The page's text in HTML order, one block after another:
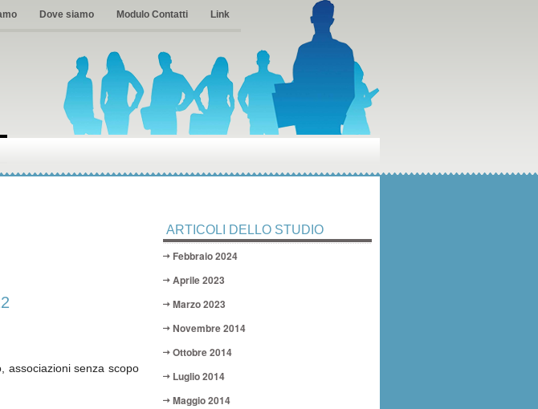
Dove siamo Modulo Contatti Link
associazioni senza scopo
ARTICOLI DELLO STUDIO
Febbraio 2024
Aprile 2023
Marzo 2023
Novembre 2014
Ottobre 2014
Luglio 2014
Maggio 2014